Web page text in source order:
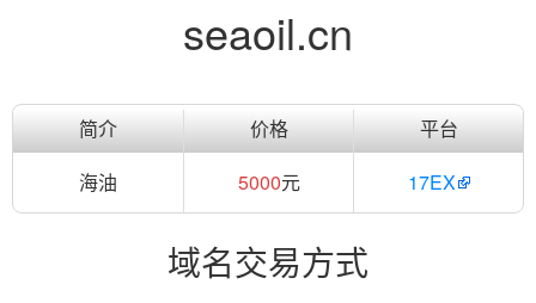
seaoil.cn
简介 价格
平台
海油
5000元 17EX
域名交易方式